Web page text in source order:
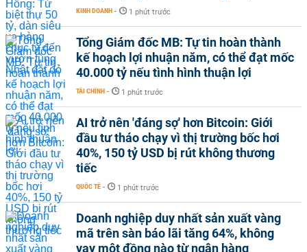
KINH DOANH - 1 phút trước
Tổng Giám đốc MB: Tự tin hoàn thành
kế hoạch lợi nhuận năm, có thể đạt mốc
40.000 tỷ nếu tình hình thuận lợi
TÀI CHÍNH - 1 phút trước
AI trở nên 'đáng sợ' hơn Bitcoin: Giới
đầu tư tháo chạy vì thị trường bốc hơi
40%, 150 tỷ USD bị rút không thương
tiếc
QUỐC TẾ - 1 phút trước
Doanh nghiệp duy nhất sản xuất vàng
mã trên sàn báo lãi tăng 64%, không
vay một đồng nào từ ngân hàng